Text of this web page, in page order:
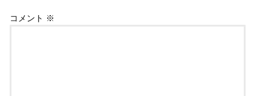
コメント ※